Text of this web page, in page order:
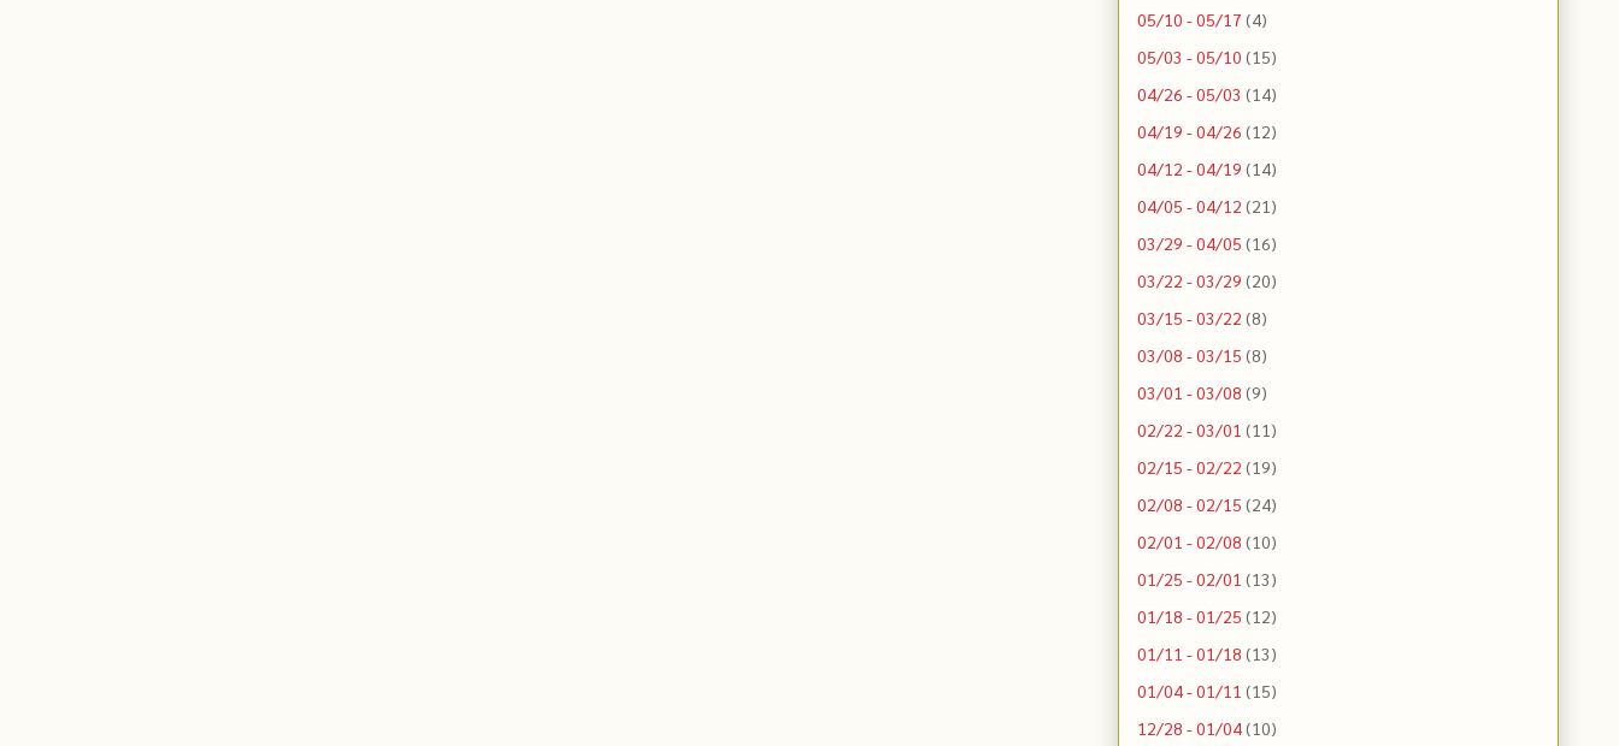
05/10 - 05/17 (4)
05/03 - 05/10 (15)
04/26 - 05/03 (14)
04/19 - 04/26 (12)
04/12 - 04/19 (14)
04/05 - 04/12 (21)
03/29 - 04/05 (16)
03/22 - 03/29 (20)
03/15 - 03/22 (8)
03/08 - 03/15 (8)
03/01 - 03/08 (9)
02/22 - 03/01 (11)
02/15 - 02/22 (19)
02/08 - 02/15 (24)
02/01 - 02/08 (10)
01/25 - 02/01 (13)
01/18 - 01/25 (12)
01/11 - 01/18 (13)
01/04 - 01/11 (15)
12/28 - 01/04(10)